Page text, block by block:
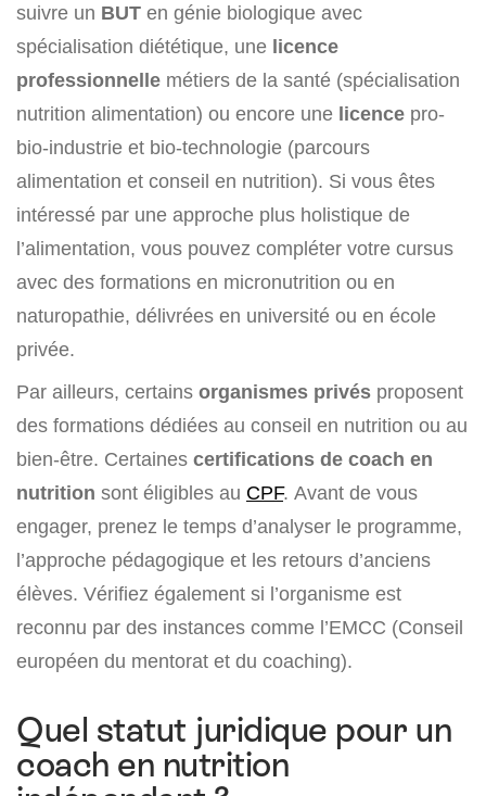
suivre un BUT en génie biologique avec
spécialisation diététique, une licence
professionnelle métiers de la santé (spécialisation
nutrition alimentation) ou encore une licence pro-
bio-industrie et bio-technologie (parcours
alimentation et conseil en nutrition). Si vous êtes
intéressé par une approche plus holistique de
l’alimentation, vous pouvez compléter votre cursus
avec des formations en micronutrition ou en
naturopathie, délivrées en université ou en école
privée.
Par ailleurs, certains organismes privés proposent
des formations dédiées au conseil en nutrition ou au
bien-être. Certaines certifications de coach en
nutrition sont éligibles au CPF. Avant de vous
engager, prenez le temps d’analyser le programme,
l’approche pédagogique et les retours d’anciens
élèves. Vérifiez également si l’organisme est
reconnu par des instances comme l’EMCC (Conseil
européen du mentorat et du coaching).
Quel statut juridique pour un
coach en nutrition